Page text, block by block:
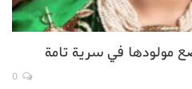
مولودها في سرية تامة